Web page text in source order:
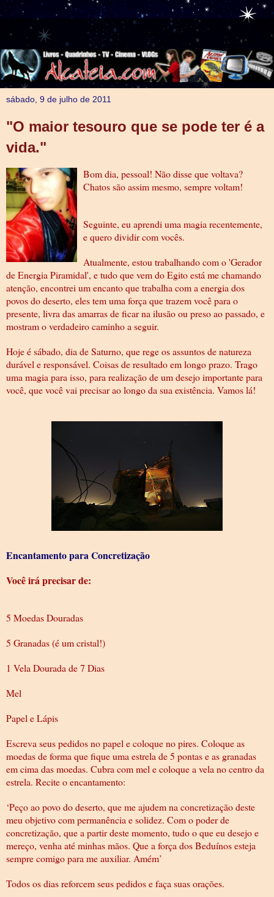
sábado, 9 de julho de 2011
"O maior tesouro que se pode ter é a
vida."
Bom dia, pessoal! Não disse que voltava?
Chatos são assim mesmo, sempre voltam!
Seguinte, eu aprendi uma magia recentemente,
e quero dividir com vocês.
Atualmente, estou trabalhando com o 'Gerador
de Energia Piramidal', e tudo que vem do Egito está me chamando
atenção, encontrei um encanto que trabalha com a energia dos
povos do deserto, eles tem uma força que trazem você para o
presente, livra das amarras de ficar na ilusão ou preso ao passado, e
mostram o verdadeiro caminho a seguir.
Hoje é sábado, dia de Saturno, que rege os assuntos de natureza
durável e responsável. Coisas de resultado em longo prazo. Trago
uma magia para isso, para realização de um desejo importante para
você, que você vai precisar ao longo da sua existência. Vamos lá!
Encantamento para Concretização
Você irá precisar de:
5 Moedas Douradas
5 Granadas (é um cristal!)
1 Vela Dourada de 7 Dias
Mel
Papel e Lápis
Escreva seus pedidos no papel e coloque no pires. Coloque as
moedas de forma que fique uma estrela de 5 pontas e as granadas
em cima das moedas. Cubra com mel e coloque a vela no centro da
estrela. Recite o encantamento:
‘Peço ao povo do deserto, que me ajudem na concretização deste
meu objetivo com permanência e solidez. Com o poder de
concretização, que a partir deste momento, tudo o que eu desejo e
mereço, venha até minhas mãos. Que a força dos Beduínos esteja
sempre comigo para me auxiliar. Amém’
Todos os dias reforcem seus pedidos e faça suas orações.